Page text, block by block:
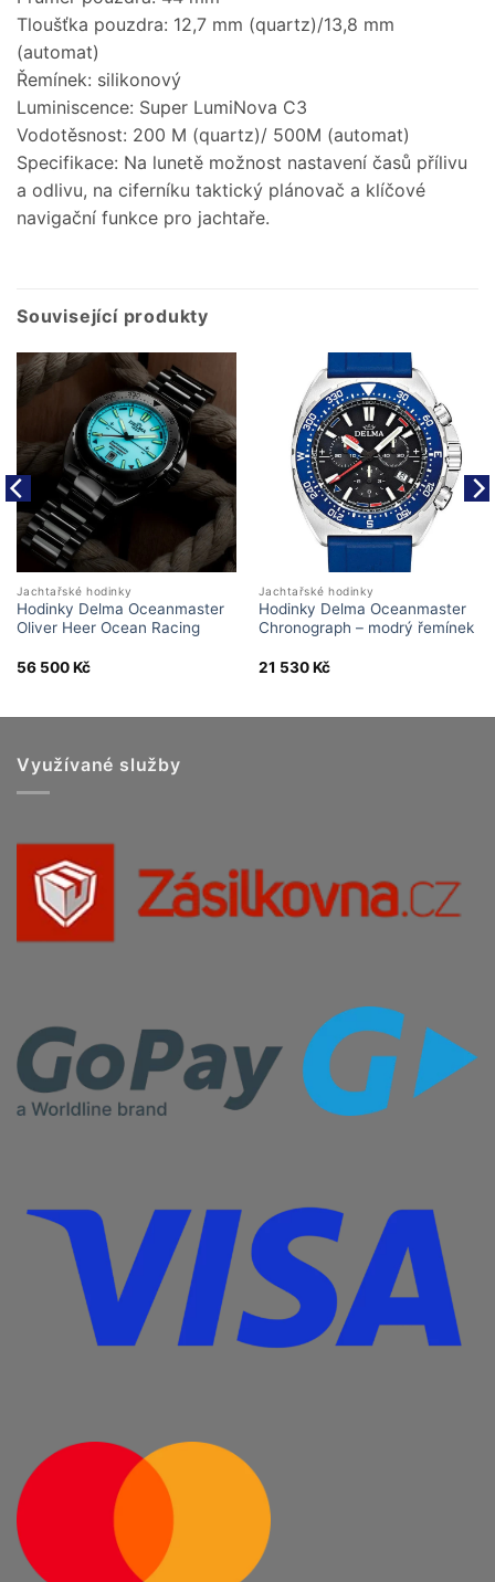
Tloušťka pouzdra: 12,7 mm (quartz)/13,8 mm
(automat)
Řemínek: silikonový
Luminiscence: Super LumiNova C3
Vodotěsnost: 200 M (quartz)/ 500M (automat)
Specifikace: Na lunetě možnost nastavení časů přílivu
a odlivu, na ciferníku taktický plánovač a klíčové
navigační funkce pro jachtaře.
Související produkty
Jachtařské hodinky
Hodinky Delma Oceanmaster
Oliver Heer Ocean Racing
56 500Kč
Jachtařské hodinky
Hodinky Delma Oceanmaster
Chronograph – modrý řemínek
21 530Kč
Využívané služby